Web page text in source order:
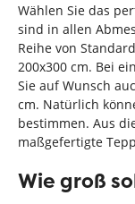
Wählen Sie das
sind in allen
Reihe von
200x300 cm. Bei
Sie auf Wunsch
cm. Natürlich
bestimmen. Aus
maßgefertigte
Wie groß